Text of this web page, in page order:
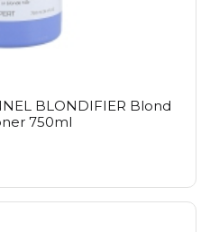
BLONDIFIER Blond
750ml